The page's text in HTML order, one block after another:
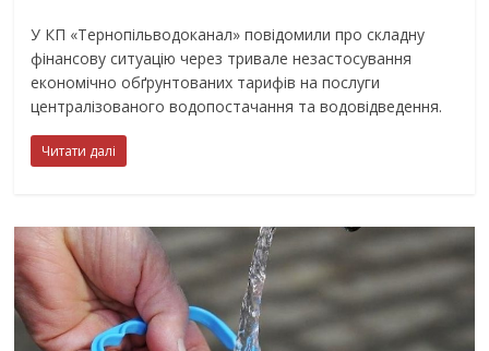
У КП «Тернопільводоканал» повідомили про складну
фінансову ситуацію через тривале незастосування
економічно обґрунтованих тарифів на послуги
централізованого водопостачання та водовідведення.
Читати далі